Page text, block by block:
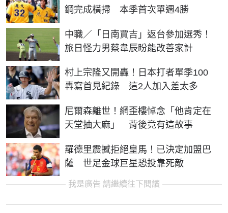
鋼完成橫掃 本季首次單週4勝
中職／「日南賈吉」返台參加選秀！
旅日怪力男蔡韋辰盼能改善家計
村上宗隆又開轟！日本打者單季100
轟寫首見紀錄 這2人加入差太多
尼爾森離世！網歪樓悼念「他肯定在
天堂抽大麻」 背後竟有這故事
羅德里震撼拒絕皇馬！已決定加盟巴
薩 世足金球巨星恐投靠死敵
我是廣告 請繼續往下閱讀